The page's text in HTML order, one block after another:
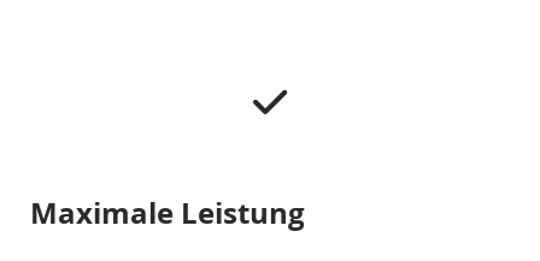
Maximale Leistung